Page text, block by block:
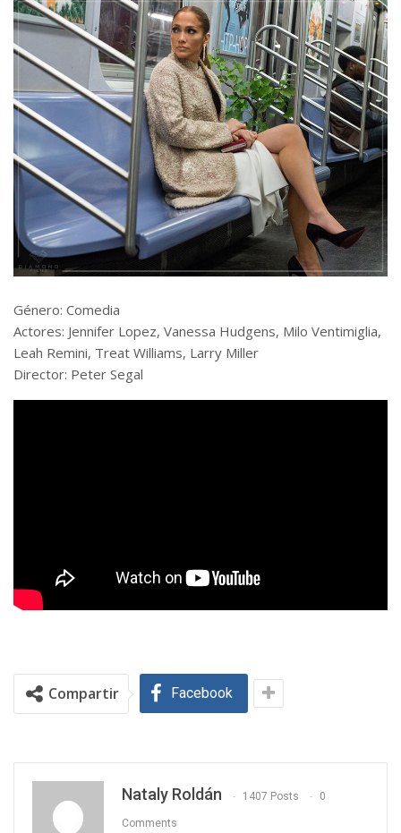
Género: Comedia
Actores: Jennifer Lopez, Vanessa Hudgens, Milo Ventimiglia,
Leah Remini, Treat Williams, Larry Miller
Director: Peter Segal
Compartir Facebook
Nataly Roldán 1407 Posts 0
Comments